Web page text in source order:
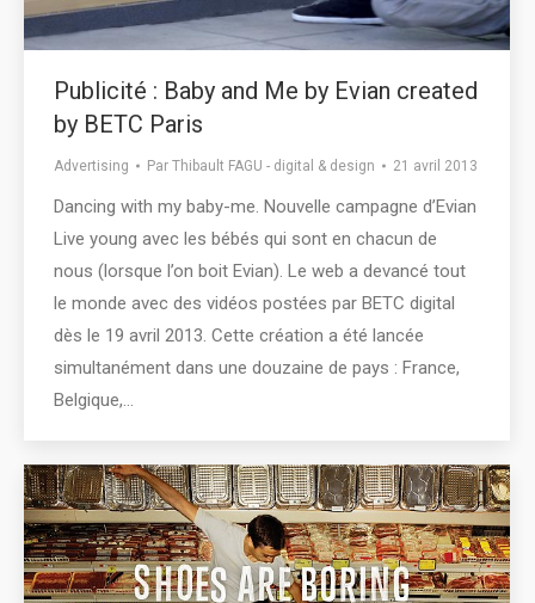
Publicité : Baby and Me by Evian created
by BETC Paris
Advertising Par Thibault FAGU - digital & design 21 avril 2013
Dancing with my baby-me. Nouvelle campagne d’Evian
Live young avec les bébés qui sont en chacun de
nous (lorsque l’on boit Evian). Le web a devancé tout
le monde avec des vidéos postées par BETC digital
dès le 19 avril 2013. Cette création a été lancée
simultanément dans une douzaine de pays : France,
Belgique,…